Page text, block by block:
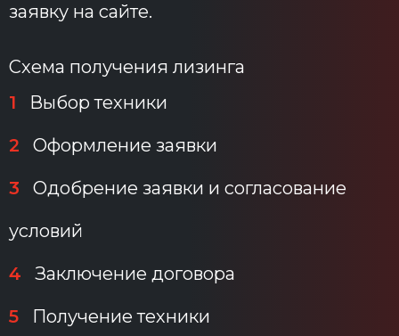
заявку на сайте.
Схема получения лизинга
1
Выбор техники
2
Оформление заявки
3
Одобрение заявки и согласование
условий
4
Заключение договора
5
Получение техники